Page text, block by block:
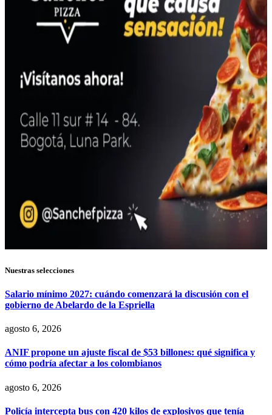
Nuestras selecciones
Salario mínimo 2027: cuándo comenzará la discusión con el
gobierno de Abelardo de la Espriella
agosto 6, 2026
ANIF propone un ajuste fiscal de $53 billones: qué significa y
cómo podría afectar a los colombianos
agosto 6, 2026
Policía intercepta bus con 420 kilos de explosivos que tenía